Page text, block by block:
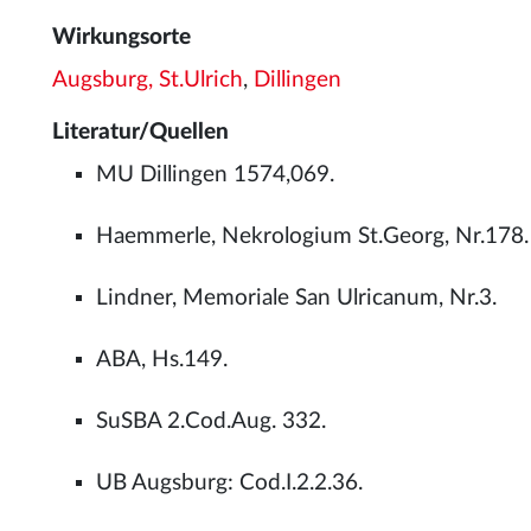
Wirkungsorte
Augsburg, St.Ulrich, Dillingen
Literatur/Quellen
MU Dillingen 1574,069.
Haemmerle, Nekrologium St.Georg, Nr.178.
Lindner, Memoriale San Ulricanum, Nr.3.
ABA, Hs.149.
SuSBA 2.Cod.Aug. 332.
UB Augsburg: Cod.I.2.2.36.